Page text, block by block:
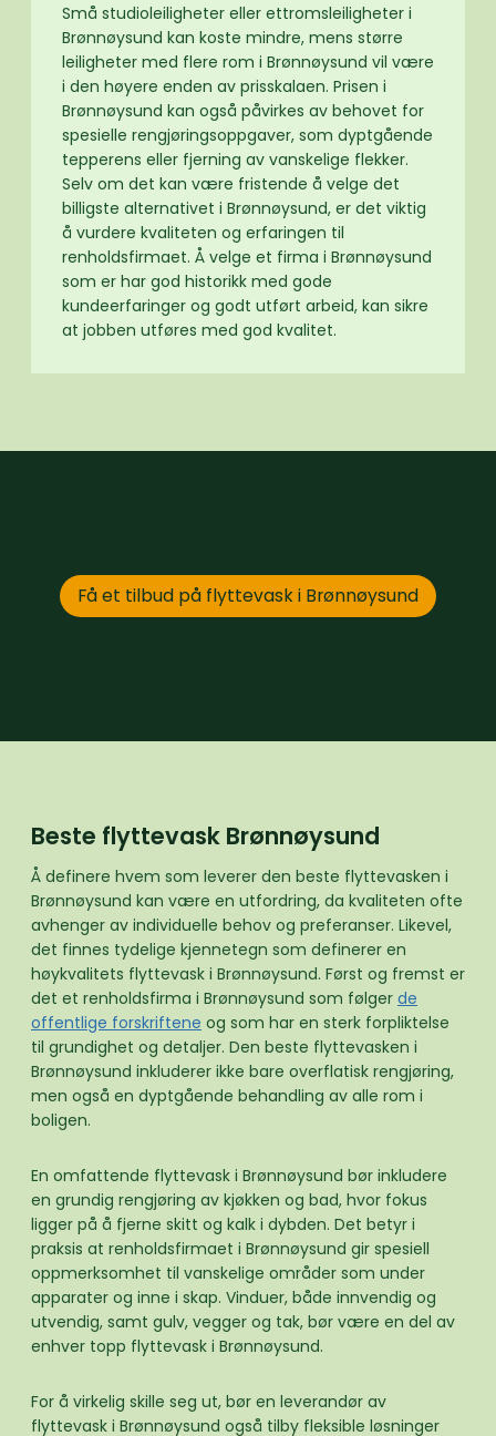
Små studioleiligheter eller ettromsleiligheter i
Brønnøysund kan koste mindre, mens større
leiligheter med flere rom i Brønnøysund vil være
i den høyere enden av prisskalaen. Prisen i
Brønnøysund kan også påvirkes av behovet for
spesielle rengjøringsoppgaver, som dyptgående
tepperens eller fjerning av vanskelige flekker.
Selv om det kan være fristende å velge det
billigste alternativet i Brønnøysund, er det viktig
å vurdere kvaliteten og erfaringen til
renholdsfirmaet. Å velge et firma i Brønnøysund
som er har god historikk med gode
kundeerfaringer og godt utført arbeid, kan sikre
at jobben utføres med god kvalitet.
Få et tilbud på flyttevask i Brønnøysund
Beste flyttevask Brønnøysund
Å definere hvem som leverer den beste flyttevasken i
Brønnøysund kan være en utfordring, da kvaliteten ofte
avhenger av individuelle behov og preferanser. Likevel,
det finnes tydelige kjennetegn som definerer en
høykvalitets flyttevask i Brønnøysund. Først og fremst er
det et renholdsfirma i Brønnøysund som følger de
offentlige forskriftene og som har en sterk forpliktelse
til grundighet og detaljer. Den beste flyttevasken i
Brønnøysund inkluderer ikke bare overflatisk rengjøring,
men også en dyptgående behandling av alle rom i
boligen.
En omfattende flyttevask i Brønnøysund bør inkludere
en grundig rengjøring av kjøkken og bad, hvor fokus
ligger på å fjerne skitt og kalk i dybden. Det betyr i
praksis at renholdsfirmaet i Brønnøysund gir spesiell
oppmerksomhet til vanskelige områder som under
apparater og inne i skap. Vinduer, både innvendig og
utvendig, samt gulv, vegger og tak, bør være en del av
enhver topp flyttevask i Brønnøysund.
For å virkelig skille seg ut, bør en leverandør av
flyttevask i Brønnøysund også tilby fleksible løsninger